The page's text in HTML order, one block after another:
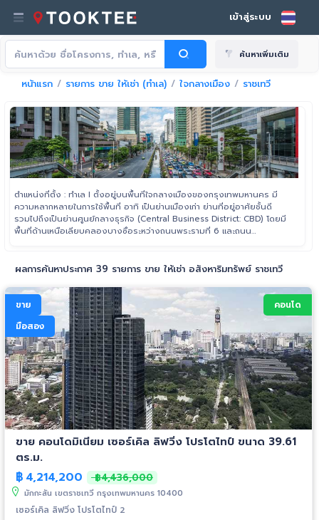
เข้าสู่ระบบ
ค้นหาเพิ่มเติม
หน้าแรก รายการ ขาย ให้เช่า (ทำเล) ใจกลางเมือง ราชเทวี
ตำแหน่งที่ตั้ง : ทำเล I ตั้งอยู่บนพื้นที่ใจกลางเมืองของกรุงเทพมหานคร มี
ความหลากหลายในการใช้พื้นที่ อาทิ เป็นย่านเมืองเก่า ย่านที่อยู่อาศัยชั้นดี
รวมไปถึงเป็นย่านศูนย์กลางธุรกิจ (Central Business District: CBD) โดยมี
พื้นที่ด้านเหนือเลียบคลองบางซื่อระหว่างถนนพระรามที่ 6 และถนน
มหาราชวัง ไปจรดฝั่งจะวันออกเลียบทางพิเศษเฉลิมรัช เขตวัฒนา
ผลการค้นหาประกาศ 39 รายการ ขาย ให้เช่า อสังหาริมทรัพย์ ราชเทวี
ขาย
มือสอง
คอนโด
ขาย คอนโดมิเนียม เซอร์เคิล ลิฟวิ่ง โปรโตไทป์ ขนาด 39.61
ตร.ม.
฿ 4,214,200 ฿4,436,000
มักกะสัน เขตราชเทวี กรุงเทพมหานคร 10400
เซอร์เคิล ลิฟวิ่ง โปรโตไทป์ 2